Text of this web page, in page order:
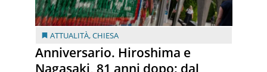
ATTUALITÀ,CHIESA
Anniversario. Hiroshima e